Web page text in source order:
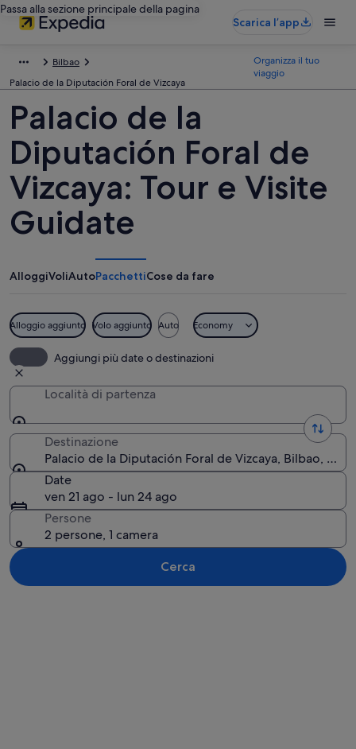
Passa alla sezione principale della pagina
Scarica l’app
Bilbao
Palacio de la Diputación Foral de Vizcaya
Organizza il tuo
viaggio
Palacio de la
Diputación Foral de
Vizcaya: Tour e Visite
Guidate
AlloggiVoliAutoPacchettiCose da fare
Alloggio aggiunto Volo aggiunto Auto Economy
Aggiungi più date o destinazioni
Località di partenza
Destinazione
Palacio de la Diputación Foral de Vizcaya, Bilbao,
Date
ven 21 ago - lun 24 ago
Persone
2 persone, 1 camera
Cerca